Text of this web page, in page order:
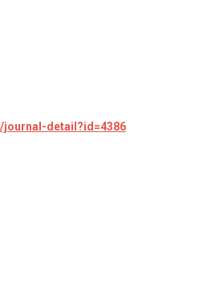
journal-detail?id=4386